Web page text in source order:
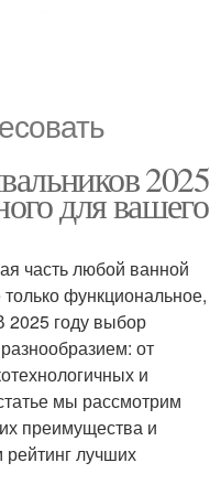
2025
для вашего
часть любой ванной
функциональное,
2025 году выбор
от
и
мы рассмотрим
преимущества и
рейтинг лучших